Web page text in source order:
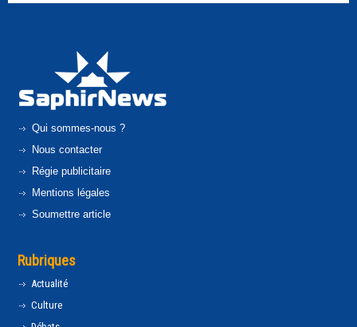
Qui sommes-nous ?
Nous contacter
Régie publicitaire
Mentions légales
Soumettre article
Rubriques
Actualité
Culture